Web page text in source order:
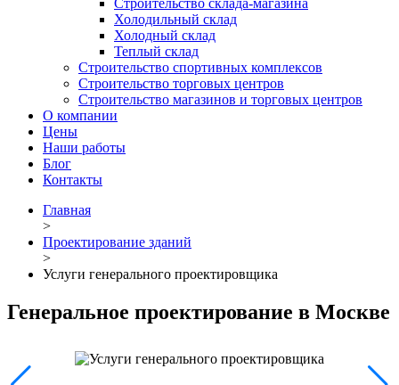
Строительство склада-магазина
Холодильный склад
Холодный склад
Теплый склад
Строительство спортивных комплексов
Строительство торговых центров
Строительство магазинов и торговых центров
О компании
Цены
Наши работы
Блог
Контакты
Главная
>
Проектирование зданий
>
Услуги генерального проектировщика
Генеральное проектирование в Москве